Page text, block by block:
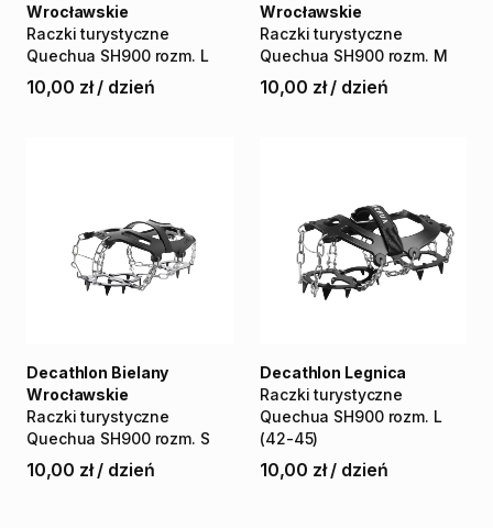
Raczki turystyczne
Quechua SH900 rozm. L
Wrocławskie
10,00 zł / dzień
Raczki turystyczne
Quechua SH900 rozm. M
Wrocławskie
10,00 zł / dzień
Raczki turystyczne
Quechua SH900 rozm. S
Decathlon Bielany
Wrocławskie
10,00 zł / dzień
Raczki turystyczne
Quechua SH900 rozm. L
(42-45)
Decathlon Legnica
10,00 zł / dzień